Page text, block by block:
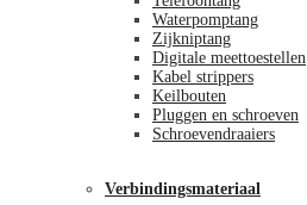
Waterpomptang
Zijkniptang
Digitale meettoestellen
Kabel strippers
Keilbouten
Pluggen en schroeven
Schroevendraaiers
Verbindingsmateriaal